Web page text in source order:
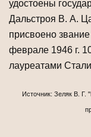
удостоены
Дальстроя В. А.
присвоено
феврале 1946 г.
лауреатами
Источник: Зеляк В. Г.